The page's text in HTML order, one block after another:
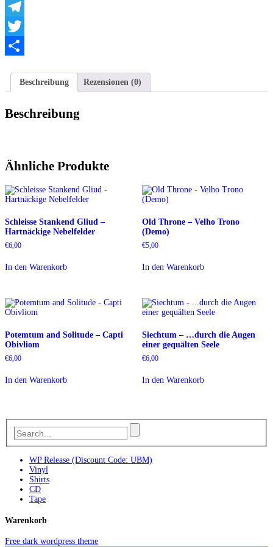
WhatsApp
Telegram
Twitter
Beschreibung
Rezensionen (0)
Beschreibung
Ähnliche Produkte
Schleisse Stankend Gliud –
Hartnäckige Nebelfelder
€6,00
In den Warenkorb
Old Throne – Velho Trono
(Demo)
€5,00
In den Warenkorb
Potemtum and Solitude – Capti
Obivliom
€6,00
In den Warenkorb
Siechtum – …durch die Augen
einer gequälten Seele
€6,00
In den Warenkorb
WP Release (Discount Code: UBM)
Vinyl
Shirts
CD
Tape
Warenkorb
Free dark wordpress theme